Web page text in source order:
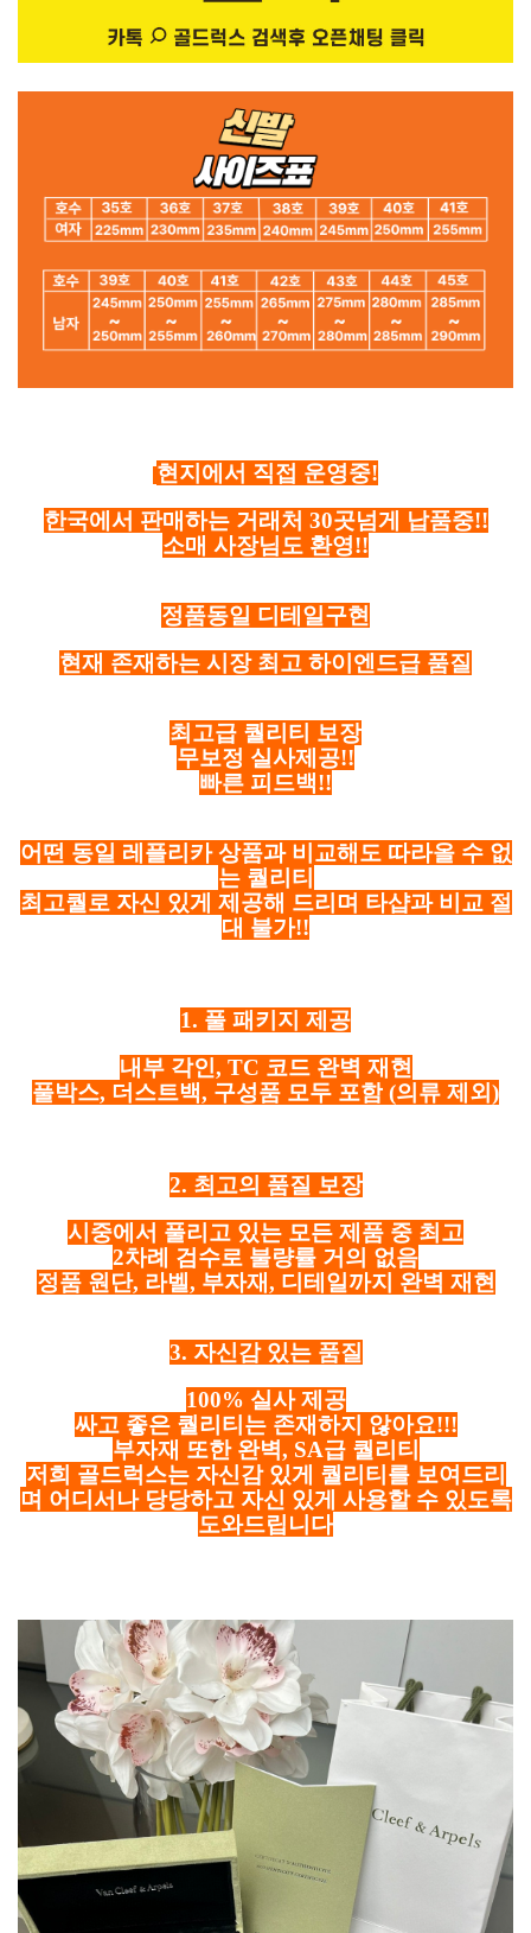
현지에서 직접 운영중!
한국에서 판매하는 거래처 30곳넘게 납품중!!
소매 사장님도 환영!!
정품동일 디테일구현
현재 존재하는 시장 최고 하이엔드급 품질
최고급 퀄리티 보장
무보정 실사제공!!
빠른 피드백!!
어떤 동일 레플리카 상품과 비교해도 따라올 수 없
는 퀄리티
최고퀄로 자신 있게 제공해 드리며 타샵과 비교 절
대 불가!!
1. 풀 패키지 제공
내부 각인, TC 코드 완벽 재현
풀박스, 더스트백, 구성품 모두 포함 (의류 제외)
2. 최고의 품질 보장
시중에서 풀리고 있는 모든 제품 중 최고
2차례 검수로 불량률 거의 없음
정품 원단, 라벨, 부자재, 디테일까지 완벽 재현
3. 자신감 있는 품질
100% 실사 제공
싸고 좋은 퀄리티는 존재하지 않아요!!!
부자재 또한 완벽, SA급 퀄리티
저희 골드럭스는 자신감 있게 퀄리티를 보여드리
며 어디서나 당당하고 자신 있게 사용할 수 있도록
도와드립니다